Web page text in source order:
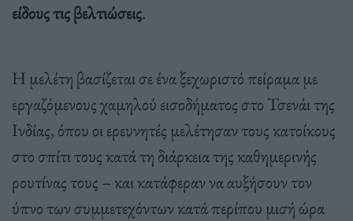
είδους τις βελτιώσεις.
Η μελέτη βασίζεται σε ένα ξεχωριστό πείραμα με
εργαζόμενους χαμηλού εισοδήματος στο Τσενάι της
Ινδίας, όπου οι ερευνητές μελέτησαν τους κατοίκους
στο σπίτι τους κατά τη διάρκεια της καθημερινής
ρουτίνας τους – και κατάφεραν να αυξήσουν τον
ύπνο των συμμετεχόντων κατά περίπου μισή ώρα